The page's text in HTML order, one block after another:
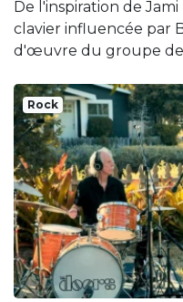
De l'inspiration de
clavier influencée par
d'œuvre du groupe de
Rock